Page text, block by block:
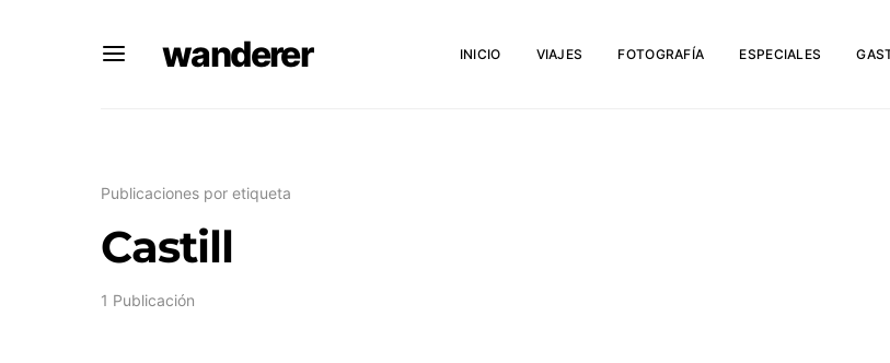
wanderer INICIO VIAJES FOTOGRAFÍA ESPECIALES
Publicaciones por etiqueta
Castill
1 Publicación